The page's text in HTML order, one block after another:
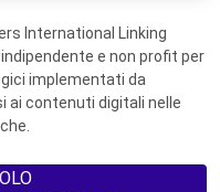
International Linking
e non profit per
implementati da
ai contenuti digitali nelle